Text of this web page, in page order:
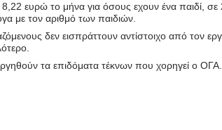
8,22 ευρώ το μήνα για όσους εχουν ένα παιδί,
με τον αριθμό των παιδιών.
δεν εισπράττουν αντίστοιχο από τον
τα επιδόματα τέκνων που χορηγεί ο ΟΓΑ.